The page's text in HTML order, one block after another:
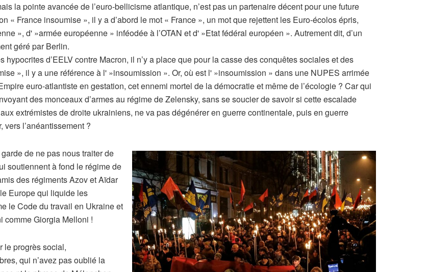
la pointe avancée de l’euro-bellicisme atlantique, n’est pas un partenaire décent pour une future
« France insoumise », il y a d’abord le mot « France », un mot que rejettent les Euro-écolos épris,
», d' »armée européenne » inféodée à l’OTAN et d' »Etat fédéral européen ». Autrement dit, d’un
géré par Berlin.
d’EELV contre Macron, il n’y a place que pour la casse des conquêtes sociales et des
», il y a une référence à l' »insoumission ». Or, où est l' »insoumission » dans une NUPES arrimée
euro-atlantiste en gestation, cet ennemi mortel de la démocratie et même de l’écologie ? Car qui
des monceaux d’armes au régime de Zelensky, sans se soucier de savoir si cette escalade
extrémistes de droite ukrainiens, ne va pas dégénérer en guerre continentale, puis en guerre
vers l’anéantissement ?
de ne pas nous traiter de
soutiennent à fond le régime de
des régiments Azov et Aïdar
Europe qui liquide les
le Code du travail en Ukraine et
comme Giorgia Melloni !
le progrès social,
qui n’avez pas oublié la